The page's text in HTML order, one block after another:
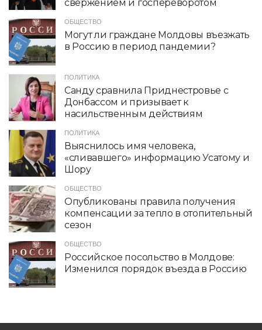
свержением и госпереворотом
ОБЩЕСТВО
Могут ли граждане Молдовы въезжать
в Россию в период пандемии?
ПОЛИТИКА
Санду сравнила Приднестровье с
Донбассом и призывает к
насильственным действиям
ПОЛИТИКА
Выяснилось имя человека,
«сливавшего» информацию Усатому и
Шору
ОБЩЕСТВО
Опубликованы правила получения
компенсации за тепло в отопительный
сезон
ОБЩЕСТВО
Российское посольство в Молдове:
Изменился порядок въезда в Россию